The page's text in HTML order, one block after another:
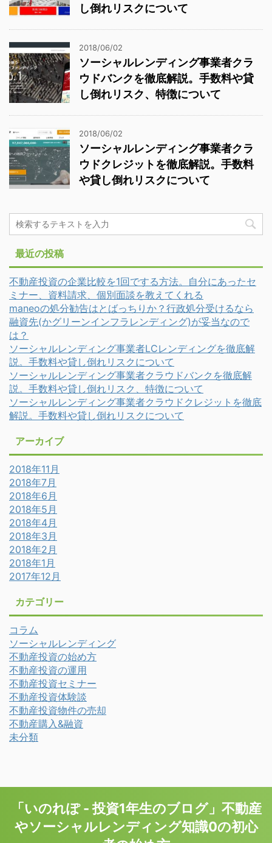
し倒れリスクについて
2018/06/02
ソーシャルレンディング事業者クラ
ウドバンクを徹底解説。手数料や貸
し倒れリスク、特徴について
2018/06/02
ソーシャルレンディング事業者クラ
ウドクレジットを徹底解説。手数料
や貸し倒れリスクについて
最近の投稿
不動産投資の企業比較を1回でする方法。自分にあったセ
ミナー、資料請求、個別面談を教えてくれる
maneoの処分勧告はとばっちりか？行政処分受けるなら
融資先(かグリーンインフラレンディング)が妥当なので
は？
ソーシャルレンディング事業者LCレンディングを徹底解
説。手数料や貸し倒れリスクについて
ソーシャルレンディング事業者クラウドバンクを徹底解
説。手数料や貸し倒れリスク、特徴について
ソーシャルレンディング事業者クラウドクレジットを徹底
解説。手数料や貸し倒れリスクについて
アーカイブ
2018年11月
2018年7月
2018年6月
2018年5月
2018年4月
2018年3月
2018年2月
2018年1月
2017年12月
カテゴリー
コラム
ソーシャルレンディング
不動産投資の始め方
不動産投資の運用
不動産投資セミナー
不動産投資体験談
不動産投資物件の売却
不動産購入&融資
未分類
「いのれぽ - 投資1年生のブログ」不動産
やソーシャルレンディング知識0の初心